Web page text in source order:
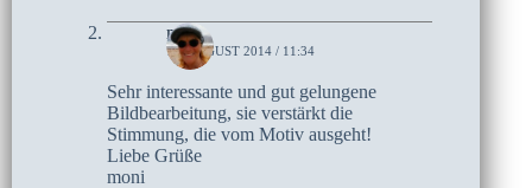
moni
13. AUGUST 2014 / 11:34
Sehr interessante und gut gelungene
Bildbearbeitung, sie verstärkt die
Stimmung, die vom Motiv ausgeht!
Liebe Grüße
moni